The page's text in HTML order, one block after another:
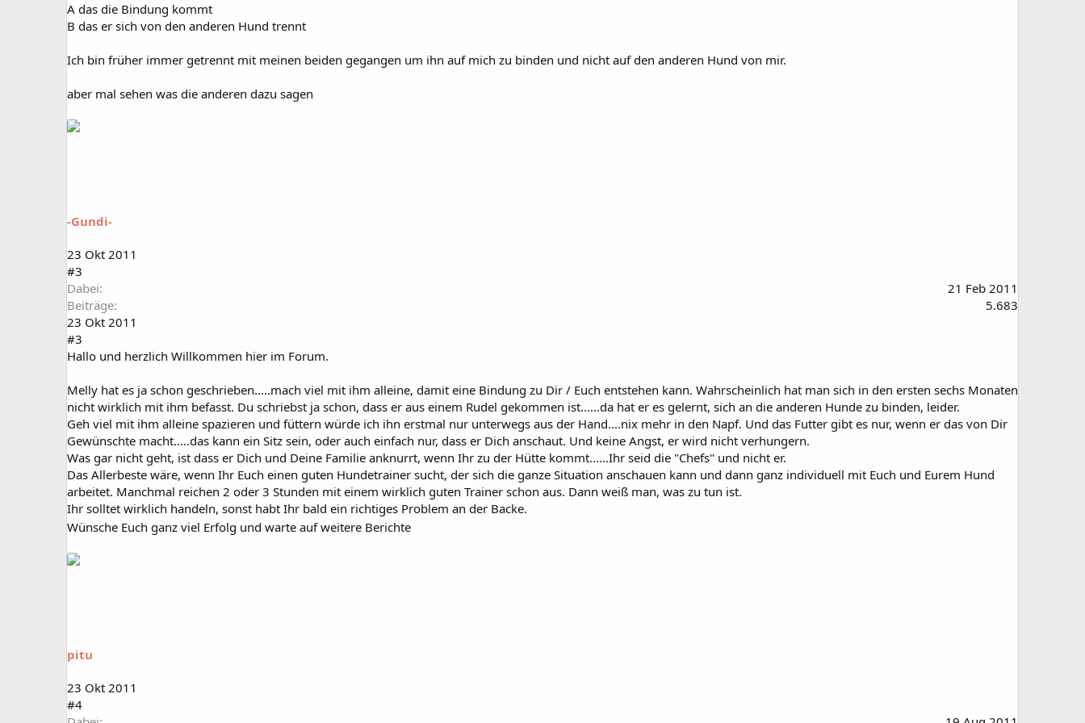
A das die Bindung kommt
B das er sich von den anderen Hund trennt
Ich bin früher immer getrennt mit meinen beiden gegangen um ihn auf mich zu binden und nicht auf den anderen Hund von mir.
aber mal sehen was die anderen dazu sagen
-Gundi-
23 Okt 2011
#3
Dabei
21 Feb 2011
Beiträge
5.683
23 Okt 2011
#3
Hallo und herzlich Willkommen hier im Forum.
Melly hat es ja schon geschrieben.....mach viel mit ihm alleine, damit eine Bindung zu Dir / Euch entstehen kann. Wahrscheinlich hat man sich in den ersten sechs Monaten
nicht wirklich mit ihm befasst. Du schriebst ja schon, dass er aus einem Rudel gekommen ist......da hat er es gelernt, sich an die anderen Hunde zu binden, leider.
Geh viel mit ihm alleine spazieren und füttern würde ich ihn erstmal nur unterwegs aus der Hand....nix mehr in den Napf. Und das Futter gibt es nur, wenn er das von Dir
Gewünschte macht.....das kann ein Sitz sein, oder auch einfach nur, dass er Dich anschaut. Und keine Angst, er wird nicht verhungern.
Was gar nicht geht, ist dass er Dich und Deine Familie anknurrt, wenn Ihr zu der Hütte kommt......Ihr seid die "Chefs" und nicht er.
Das Allerbeste wäre, wenn Ihr Euch einen guten Hundetrainer sucht, der sich die ganze Situation anschauen kann und dann ganz individuell mit Euch und Eurem Hund
arbeitet. Manchmal reichen 2 oder 3 Stunden mit einem wirklich guten Trainer schon aus. Dann weiß man, was zu tun ist.
Ihr solltet wirklich handeln, sonst habt Ihr bald ein richtiges Problem an der Backe.
Wünsche Euch ganz viel Erfolg und warte auf weitere Berichte
pitu
23 Okt 2011
#4